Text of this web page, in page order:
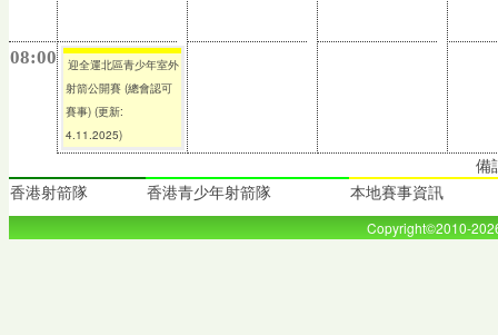
08:00
迎全運北區青少年室外
射箭公開賽 (總會認可
賽事) (更新:
4.11.2025)
備
香港射箭隊
香港青少年射箭隊 本地賽事資訊
Copyright©2010-